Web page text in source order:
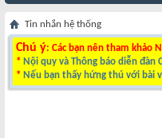
Tin nhắn hệ thống
Chú ý: Các bạn nên tham khảo
* Nội quy và Thông báo diễn đàn
* Nếu bạn thấy hứng thú với bài